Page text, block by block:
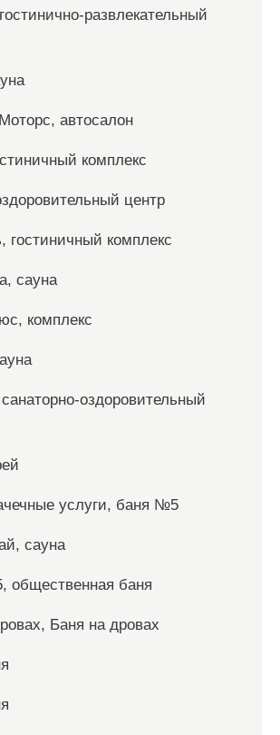
развлекательный
автосалон
комплекс
центр
гостиничный комплекс
сауна
комплекс
оздоровительный
услуги, баня №5
сауна
общественная баня
Баня на дровах